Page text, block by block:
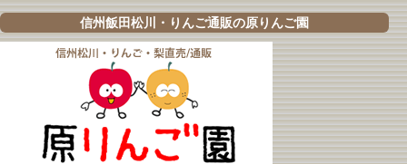
信州飯田松川・りんご通販の原りんご園